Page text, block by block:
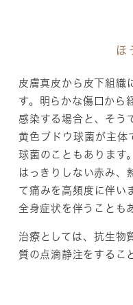
ほ
皮膚真皮から皮下組織
す。明らかな傷口から
感染する場合と、そう
黄色ブドウ球菌が主
球菌のこともあります
はっきりしない赤み、
て痛みを高頻度に伴い
全身症状を伴うことも
治療としては、抗生物
質の点滴静注をするこ